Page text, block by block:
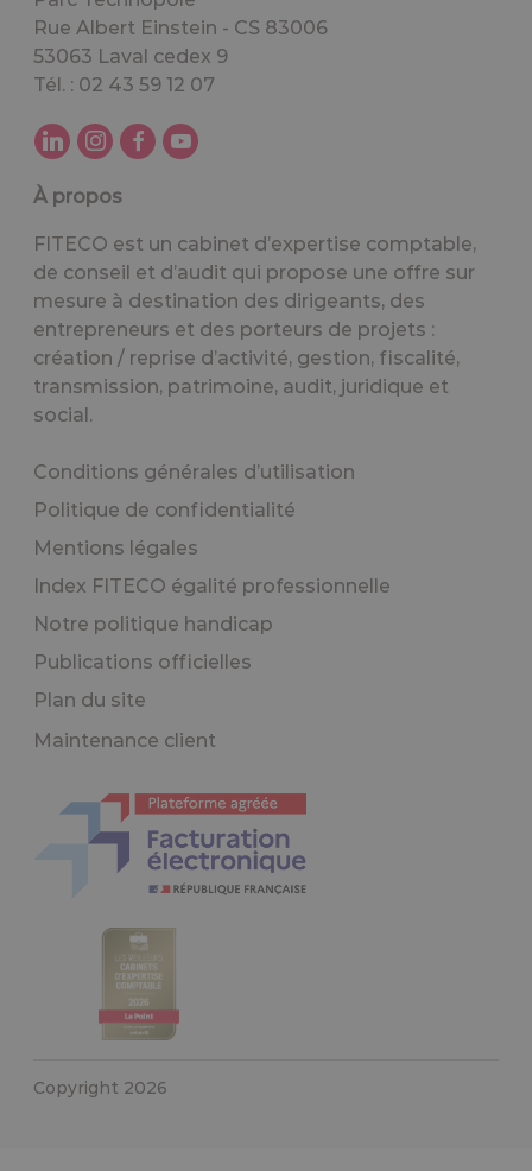
Rue Albert Einstein - CS 83006
53063 Laval cedex 9
Tél. : 02 43 59 12 07
À propos
FITECO est un cabinet d’expertise comptable,
de conseil et d’audit qui propose une offre sur
mesure à destination des dirigeants, des
entrepreneurs et des porteurs de projets :
création / reprise d’activité, gestion, fiscalité,
transmission, patrimoine, audit, juridique et
social.
Conditions générales d’utilisation
Politique de confidentialité
Mentions légales
Index FITECO égalité professionnelle
Notre politique handicap
Publications officielles
Plan du site
Maintenance client
Copyright 2026